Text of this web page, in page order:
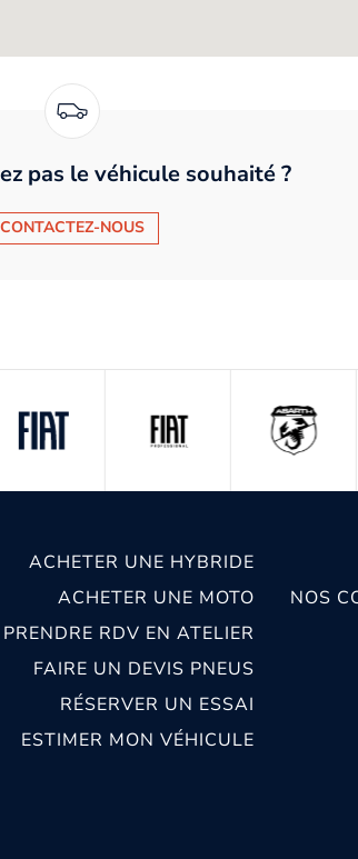
pas le véhicule souhaité ?
CONTACTEZ-NOUS
ACHETER UNE HYBRIDE
ACHETER UNE MOTO
PRENDRE RDV EN ATELIER
FAIRE UN DEVIS PNEUS
RÉSERVER UN ESSAI
ESTIMER MON VÉHICULE
NOS